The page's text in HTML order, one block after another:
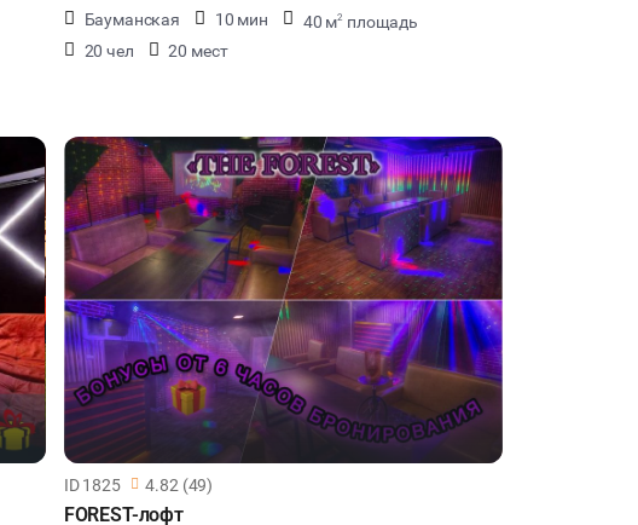
Бауманская 10 мин 40 м2 площадь
20 чел
20 мест
ID 1825 4.82 (49)
FOREST-лофт